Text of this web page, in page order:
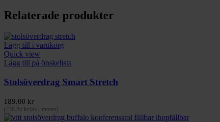
Relaterade produkter
Lägg till i varukorg
Quick view
Lägg till på önskelista
Stolsöverdrag Smart Stretch
189.00 kr
( 236.25 kr inkl. moms)